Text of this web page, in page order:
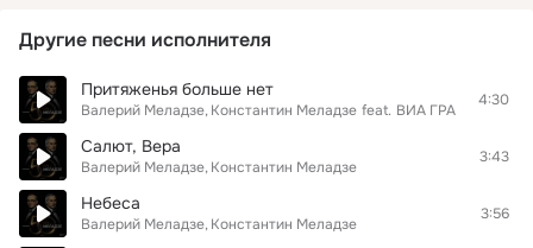
Другие песни исполнителя
Притяженья больше нет
Валерий Меладзе Константин Меладзе feat. ВИА ГРА
4:30
Салют, Вера
Валерий Меладзе Константин Меладзе
3:43
Небеса
Валерий Меладзе Константин Меладзе
3:56